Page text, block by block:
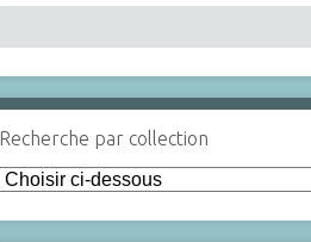
Recherche par collection